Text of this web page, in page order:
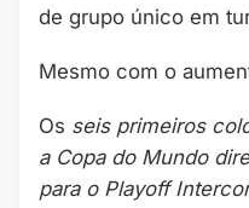
de grupo único em
Mesmo com o
Os seis primeiros
a Copa do Mundo
para o Playoff